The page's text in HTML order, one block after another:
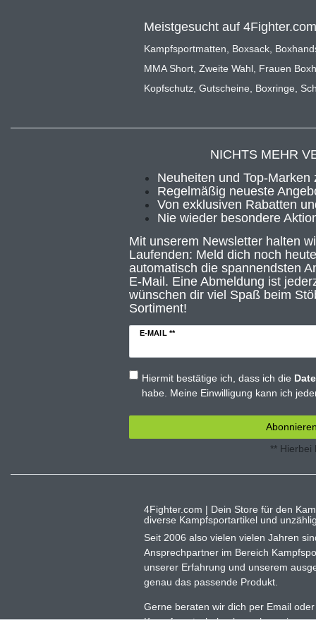
Meistgesucht auf 4Fighter.com
Kampfsportmatten, Boxsack,
MMA Short, Zweite Wahl, Frauen
Kopfschutz, Gutscheine, Boxringe,
NICHTS MEHR
Neuheiten und Top-Marken
Regelmäßig neueste
Von exklusiven Rabatten
Nie wieder besondere
Mit unserem Newsletter halten
Laufenden: Meld dich noch
automatisch die spannendsten
E-Mail. Eine Abmeldung ist
wünschen dir viel Spaß beim
Sortiment!
E-MAIL **
Hiermit bestätige ich, dass ich die
habe. Meine Einwilligung kann ich
** Hierbei
4Fighter.com | Dein Store für den
diverse Kampfsportartikel und
Seit 2006 also vielen vielen Jahren
Ansprechpartner im Bereich
unserer Erfahrung und unserem
genau das passende Produkt.
Gerne beraten wir dich per Email
Kampfsportschulen besuchen wir